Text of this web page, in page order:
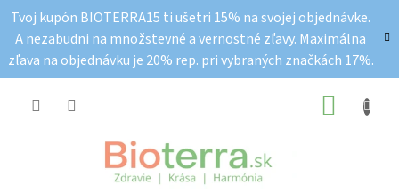
obsah
Tvoj kupón BIOTERRA15 ti ušetri 15% na svojej objednávke.
A nezabudni na množstevné a vernostné zľavy. Maximálna
zľava na objednávku je 20% rep. pri vybraných značkách 17%.